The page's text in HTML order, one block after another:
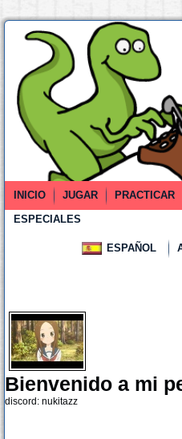
INICIO JUGAR PRACTICAR
ESPECIALES
ESPAÑOL
Bienvenido a mi
discord: nukitazz